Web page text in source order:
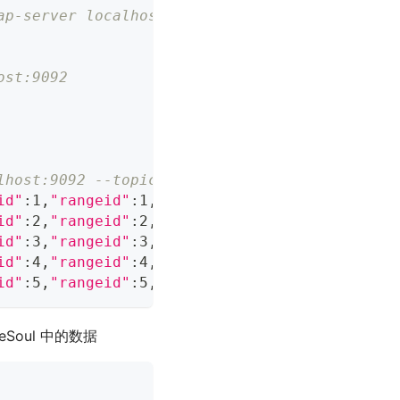
server localhost:9092 --replication-
--topic test_1
:1, "rangeid" :1,
:2, "rangeid" :2,
:3, "rangeid" :3,
:4, "rangeid" :4,
:5, "rangeid" :5,
中的数据